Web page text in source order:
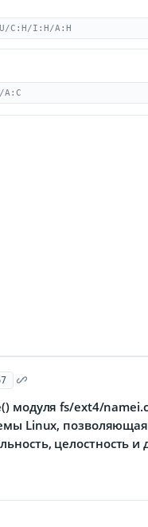
C:H/I:H/A:H
A:C
модуля fs/ext4/
Linux,
целостность и